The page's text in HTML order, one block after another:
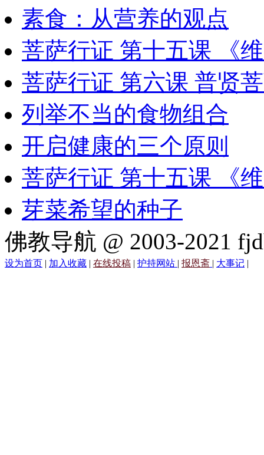
素食：从营养的观点
菩萨行证 第十五课 《
菩萨行证 第六课 普贤
列举不当的食物组合
开启健康的三个原则
菩萨行证 第十五课 《
芽菜希望的种子
佛教导航 @ 2003-2021
设为首页 | 加入收藏 | 在线投稿 | 护持网站 | 报恩斋 | 大事记 |